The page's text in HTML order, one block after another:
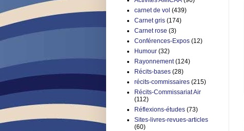
carnet de vol (439)
Carnet gris (174)
Carnet rose (3)
Conférences-Expos (12)
Humour (32)
Rayonnement (124)
Récits-bases (28)
récits-commissaires (215)
Récits-Commissariat Air
(112)
Réflexions-études (73)
Sites-livres-revues-articles
(60)